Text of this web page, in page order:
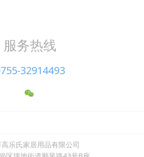
服务热线
32914493
乐氏家居用品有限公司